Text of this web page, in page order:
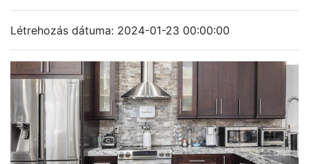
Létrehozás dátuma: 2024-01-23 00:00:00